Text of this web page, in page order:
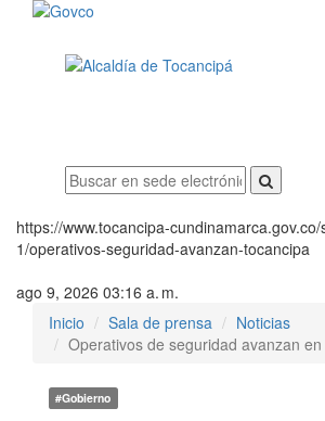
https://www.tocancipa-
1/operativos-seguridad-avanzan-tocancipa
ago 9, 2026 03:16 a. m.
Inicio
Sala de prensa
Noticias
Operativos de seguridad avanzan
#Gobierno